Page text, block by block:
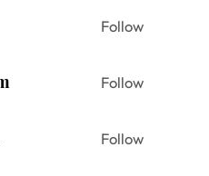
Follow
Follow
Follow